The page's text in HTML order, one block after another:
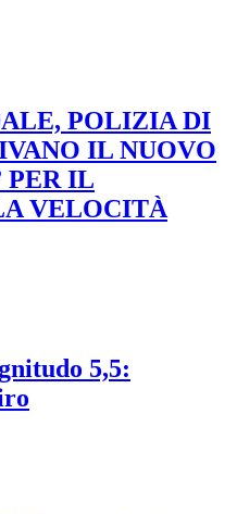
POLIZIA DI
IL NUOVO
PER IL
VELOCITÀ
5,5: